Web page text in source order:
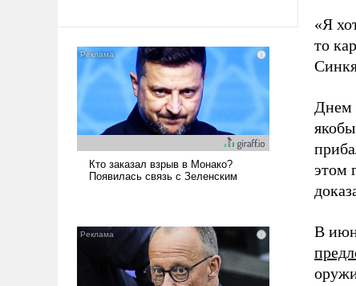
«Я
то
Днем
этом
В